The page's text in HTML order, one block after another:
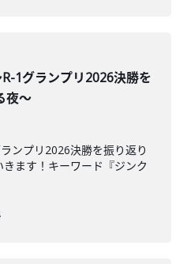
1グランプリ2026決勝を
夜〜
ンプリ2026決勝を振り返り
ます！キーワード『ジンク